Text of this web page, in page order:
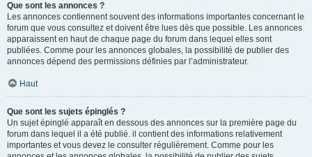
Que sont les annonces ?
Les annonces contiennent souvent des informations importantes concernant le
forum que vous consultez et doivent être lues dès que possible. Les annonces
apparaissent en haut de chaque page du forum dans lequel elles sont
publiées. Comme pour les annonces globales, la possibilité de publier des
annonces dépend des permissions définies par l’administrateur.
Haut
Que sont les sujets épinglés ?
Un sujet épinglé apparaît en dessous des annonces sur la première page du
forum dans lequel il a été publié. il contient des informations relativement
importantes et vous devez le consulter régulièrement. Comme pour les